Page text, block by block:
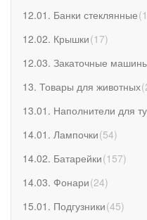
12.01. Банки стеклянные(
12.02. Крышки(17)
12.03. Закаточные
13. Товары для животных(
13.01. Наполнители для
14.01. Лампочки(54)
14.02. Батарейки(157)
14.03. Фонари(24)
15.01. Подгузники(45)